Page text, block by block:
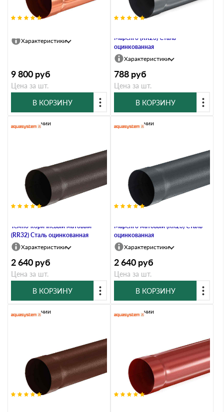
Характеристики
9 800 руб
Цена за шт.
В КОРЗИНУ
Маренго (RR23) Сталь
оцинкованная
Характеристики
788 руб
Цена за шт.
В КОРЗИНУ
Тёмно-коричневый матовый
(RR32) Сталь оцинкованная
В наличии
Характеристики
2 640 руб
Цена за шт.
В КОРЗИНУ
Маренго матовый (RR23) Сталь
оцинкованная
В наличии
Характеристики
2 640 руб
Цена за шт.
В КОРЗИНУ
В наличии В наличии